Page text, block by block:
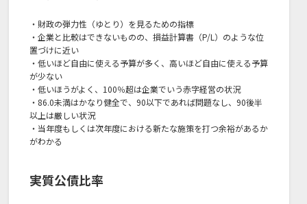
・財政の弾力性（ゆとり）を見るための指標
・企業と比較はできないものの、損益計算書（P/L）のような位
置づけに近い
・低いほど自由に使える予算が多く、高いほど自由に使える予算
が少ない
・低いほうがよく、100％超は企業でいう赤字経営の状況
・86.0未満はかなり健全で、90以下であれば問題なし、90後半
以上は厳しい状況
・当年度もしくは次年度における新たな施策を打つ余裕があるか
がわかる
実質公債比率